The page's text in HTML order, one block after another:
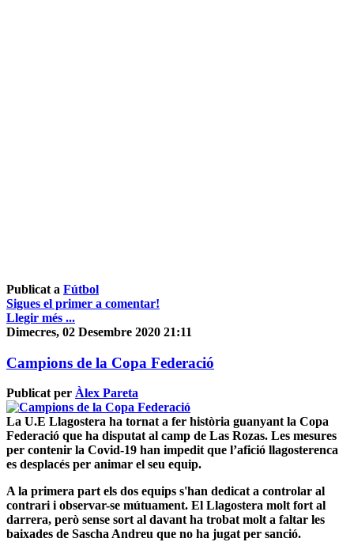
Publicat a Fútbol
Sigues el primer a comentar!
Llegir més ...
Dimecres, 02 Desembre 2020 21:11
Campions de la Copa Federació
Publicat per Àlex Pareta
La U.E Llagostera ha tornat a fer història guanyant la Copa
Federació que ha disputat al camp de Las Rozas. Les mesures
per contenir la Covid-19 han impedit que l’afició llagosterenca
es desplacés per animar el seu equip.
A la primera part els dos equips s'han dedicat a controlar al
contrari i observar-se mútuament. El Llagostera molt fort al
darrera, però sense sort al davant ha trobat molt a faltar les
baixades de Sascha Andreu que no ha jugat per sanció.